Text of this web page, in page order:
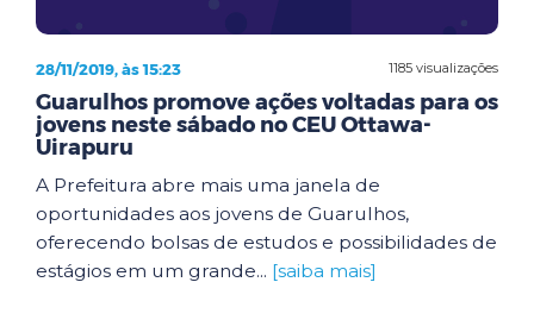
1185 visualizações
28/11/2019, às 15:23
Guarulhos promove ações voltadas para os
jovens neste sábado no CEU Ottawa-
Uirapuru
A Prefeitura abre mais uma janela de
oportunidades aos jovens de Guarulhos,
oferecendo bolsas de estudos e possibilidades de
estágios em um grande... [saiba mais]